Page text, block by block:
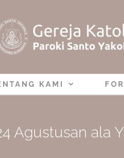
KAMI
Agustusan ala